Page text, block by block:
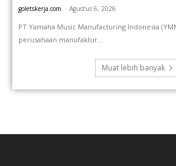
goletskerja.com - Agustus 6, 2026
PT Yamaha Music Manufacturing Indonesia
perusahaan manufaktur...
Muat lebih banyak